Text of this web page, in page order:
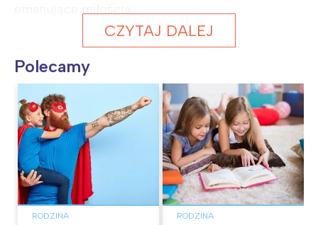
CZYTAJ DALEJ
Polecamy
RODZINA RODZINA